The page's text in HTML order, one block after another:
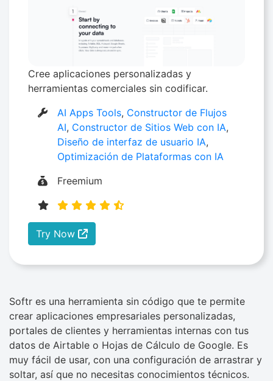
Cree aplicaciones personalizadas y
herramientas comerciales sin codificar.
AI Apps Tools, Constructor de Flujos
AI, Constructor de Sitios Web con IA,
Diseño de interfaz de usuario IA,
Optimización de Plataformas con IA
Freemium
Try Now
Softr es una herramienta sin código que te permite
crear aplicaciones empresariales personalizadas,
portales de clientes y herramientas internas con tus
datos de Airtable o Hojas de Cálculo de Google. Es
muy fácil de usar, con una configuración de arrastrar y
soltar, así que no necesitas conocimientos técnicos.